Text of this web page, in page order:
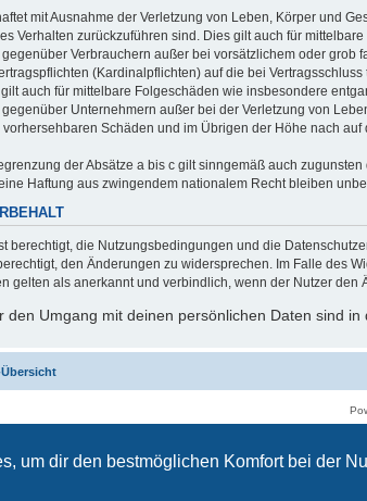
um dir den bestmöglichen Komfort bei der
mit Ausnahme der Verletzung von Leben, Körper und
Verhalten zurückzuführen sind. Dies gilt auch für
Verbrauchern außer bei vorsätzlichem oder
(Kardinalpflichten) auf die bei
auch für mittelbare Folgeschäden wie insbesondere
Unternehmern außer bei der Verletzung von
Schäden und im Übrigen der Höhe nach
der Absätze a bis c gilt sinngemäß auch
Haftung aus zwingendem nationalem Recht bleiben
berechtigt, die Nutzungsbedingungen und die
den Änderungen zu widersprechen. Im Falle des
gelten als anerkannt und verbindlich, wenn der Nutzer den
den Umgang mit deinen persönlichen Daten sind in